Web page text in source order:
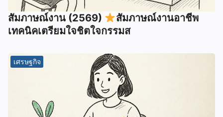
สัมภาษณ์งาน (2569)
สัมภาษณ์งานอาชีพ
เทคนิคเตรียมใจชิตใจกรรมส
เศรษฐกิจ